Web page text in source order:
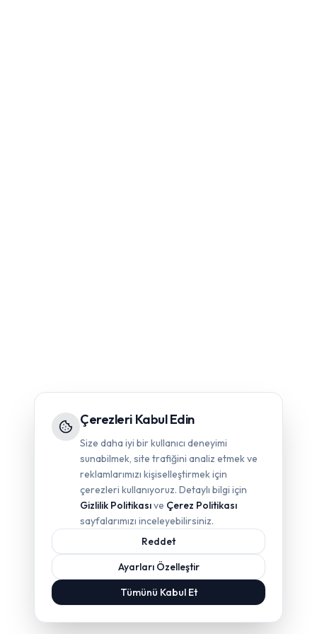
Çerezleri Kabul Edin
Size daha iyi bir kullanıcı deneyimi
sunabilmek, site trafiğini analiz etmek ve
reklamlarımızı kişiselleştirmek için
çerezleri kullanıyoruz. Detaylı bilgi için
Gizlilik Politikasıve Çerez Politikası
sayfalarımızı inceleyebilirsiniz.
Reddet
Ayarları Özelleştir
Tümünü Kabul Et